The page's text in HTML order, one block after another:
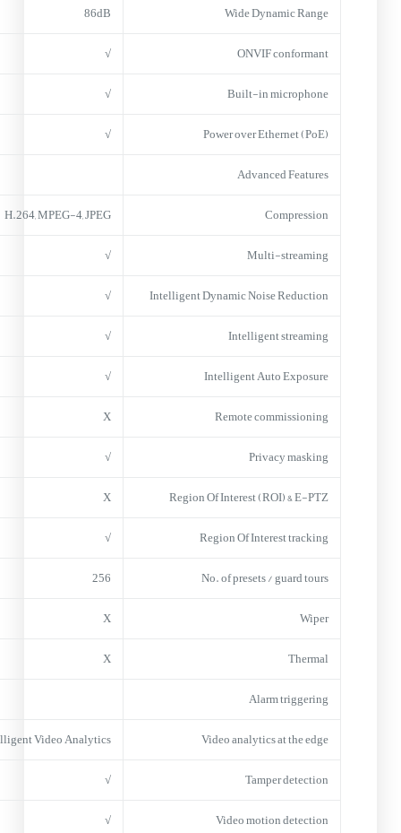
Wide Dynamic Range
86dB
ONVIF conformant
√
Built-in microphone
√
Power over Ethernet (PoE)
√
Advanced Features
Compression
H.264, MPEG-4, JPEG
Multi-streaming
√
Intelligent Dynamic Noise Reduction
√
Intelligent streaming
√
Intelligent Auto Exposure
√
Remote commissioning
X
Privacy masking
√
Region Of Interest (ROI) & E-PTZ
X
Region Of Interest tracking
√
No. of presets / guard tours
256
Wiper
X
Thermal
X
Alarm triggering
Video analytics at the edge
Video Analytics
Tamper detection
√
Video motion detection
√